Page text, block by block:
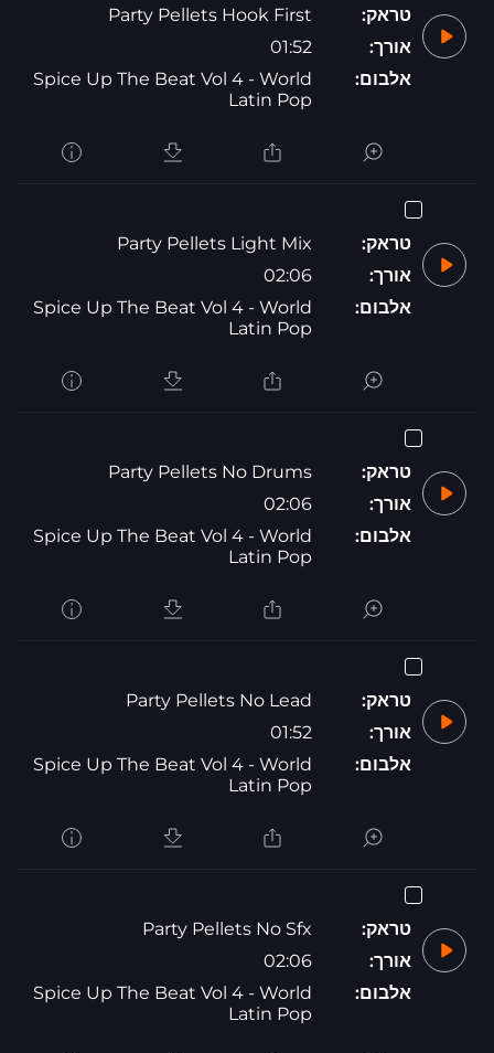
טראק:
Party Pellets Hook First
אורך:
01:52
אלבום:
Spice Up The Beat Vol 4 - World
Latin Pop
טראק:
Party Pellets Light Mix
אורך:
02:06
אלבום:
Spice Up The Beat Vol 4 - World
Latin Pop
טראק:
Party Pellets No Drums
אורך:
02:06
אלבום:
Spice Up The Beat Vol 4 - World
Latin Pop
טראק:
Party Pellets No Lead
אורך:
01:52
אלבום:
Spice Up The Beat Vol 4 - World
Latin Pop
טראק:
Party Pellets No Sfx
אורך:
02:06
אלבום:
Spice Up The Beat Vol 4 - World
Latin Pop